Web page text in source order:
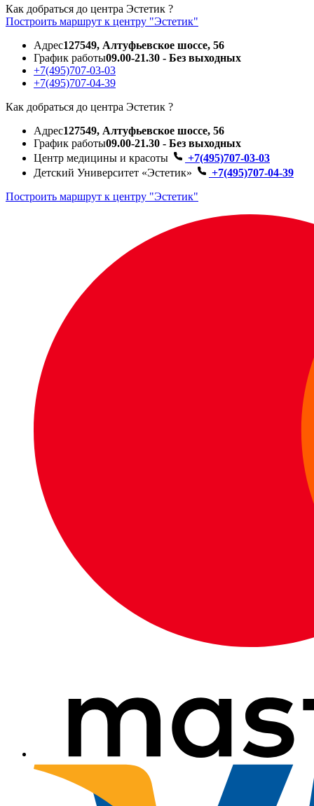
Как добраться до центра Эстетик ?
Построить маршрут к центру "Эстетик"
Адрес127549, Алтуфьевское шоссе, 56
График работы09.00-21.30 - Без выходных
+7(495)707-03-03
+7(495)707-04-39
Как добраться до центра Эстетик ?
Адрес127549, Алтуфьевское шоссе, 56
График работы09.00-21.30 - Без выходных
Центр медицины и красоты
+7(495)707-03-03
Детский Университет «Эстетик»
+7(495)707-04-39
Построить маршрут к центру "Эстетик"